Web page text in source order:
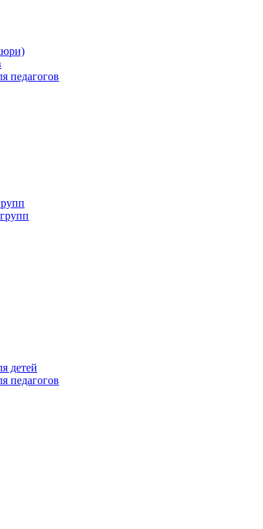
педагогов
детей
педагогов